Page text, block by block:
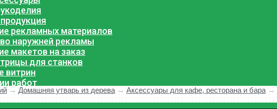
рекламных материалов
наружней рекламы
макетов на заказ
для станков
витрин
работ
→Домашняя утварь из дерева→Аксессуары для кафе, ресторана и бара→